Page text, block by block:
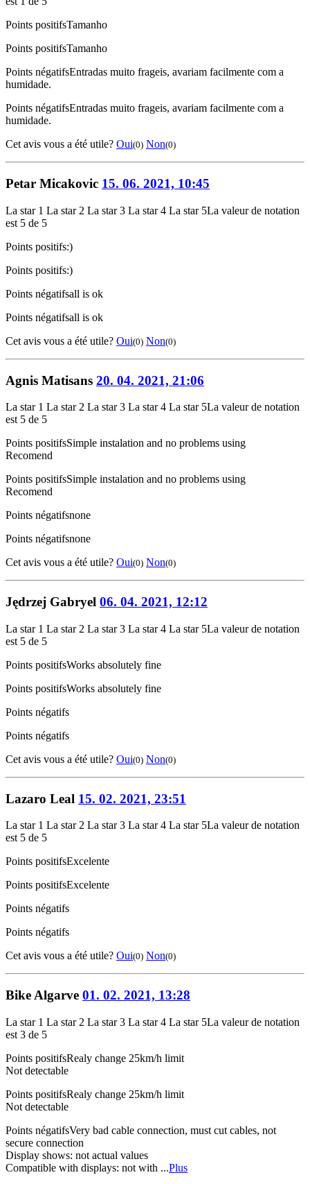
Points positifsTamanho
Points positifsTamanho
Points négatifsEntradas muito frageis, avariam facilmente com a
humidade.
Points négatifsEntradas muito frageis, avariam facilmente com a
humidade.
Cet avis vous a été utile? Oui(0) Non(0)
Petar Micakovic 15. 06. 2021, 10:45
La star 1 La star 2 La star 3 La star 4 La star 5La valeur de notation
est 5 de 5
Points positifs:)
Points positifs:)
Points négatifsall is ok
Points négatifsall is ok
Cet avis vous a été utile? Oui(0) Non(0)
Agnis Matisans 20. 04. 2021, 21:06
La star 1 La star 2 La star 3 La star 4 La star 5La valeur de notation
est 5 de 5
Points positifsSimple instalation and no problems using
Recomend
Points positifsSimple instalation and no problems using
Recomend
Points négatifsnone
Points négatifsnone
Cet avis vous a été utile? Oui(0) Non(0)
Jędrzej Gabryel 06. 04. 2021, 12:12
La star 1 La star 2 La star 3 La star 4 La star 5La valeur de notation
est 5 de 5
Points positifsWorks absolutely fine
Points positifsWorks absolutely fine
Points négatifs
Points négatifs
Cet avis vous a été utile? Oui(0) Non(0)
Lazaro Leal 15. 02. 2021, 23:51
La star 1 La star 2 La star 3 La star 4 La star 5La valeur de notation
est 5 de 5
Points positifsExcelente
Points positifsExcelente
Points négatifs
Points négatifs
Cet avis vous a été utile? Oui(0) Non(0)
Bike Algarve 01. 02. 2021, 13:28
La star 1 La star 2 La star 3 La star 4 La star 5La valeur de notation
est 3 de 5
Points positifsRealy change 25km/h limit
Not detectable
Points positifsRealy change 25km/h limit
Not detectable
Points négatifsVery bad cable connection, must cut cables, not
secure connection
Display shows: not actual values
Compatible with displays: not with ...Plus